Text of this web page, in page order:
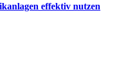
effektiv nutzen